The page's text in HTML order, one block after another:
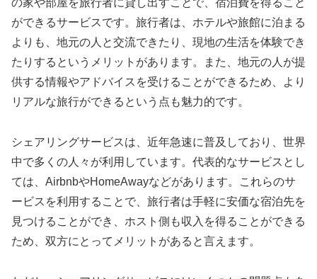
の家や部屋を旅行者に貸し出すことで、宿泊費を得ること
ができるサービスです。旅行者は、ホテルや旅館に泊まる
よりも、地元の人と交流できたり、現地の生活を体験でき
たりするというメリットがあります。また、地元の人が提
供する情報やアドバイスを受けることができるため、より
リアルな旅行ができるという点も魅力的です。
シェアリングサービスは、近年急速に普及しており、世界
中で多くの人々が利用しています。代表的なサービスとし
ては、AirbnbやHomeAwayなどがあります。これらのサ
ービスを利用することで、旅行者は手軽に安価な宿泊先を
見つけることができ、ホスト側も収入を得ることができる
ため、双方にとってメリットがあると言えます。